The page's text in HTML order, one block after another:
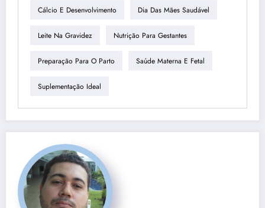
Cálcio E Desenvolvimento Dia Das Mães Saudável
Leite Na Gravidez Nutrição Para Gestantes
Preparação Para O Parto Saúde Materna E Fetal
Suplementação Ideal